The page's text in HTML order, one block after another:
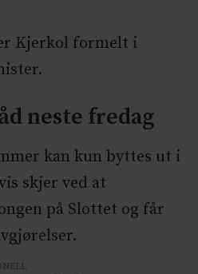
Kjerkol formelt i
neste fredag
kan kun byttes ut i
skjer ved at
på Slottet og får